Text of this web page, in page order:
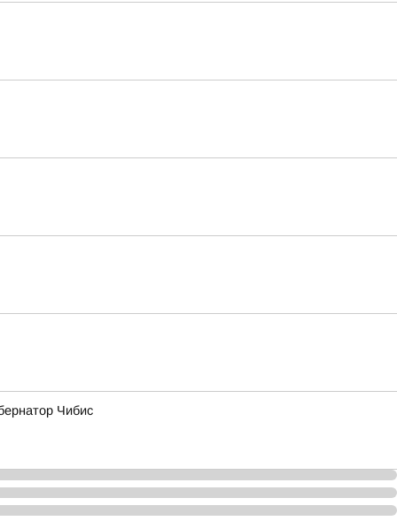
Чибис